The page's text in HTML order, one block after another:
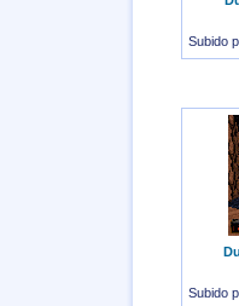
Subido
Subido